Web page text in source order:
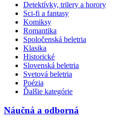
Detektívky, trilery a horory
Sci-fi a fantasy
Komiksy
Romantika
Spoločenská beletria
Klasika
Historické
Slovenská beletria
Svetová beletria
Poézia
Ďalšie kategórie
Náučná a odborná